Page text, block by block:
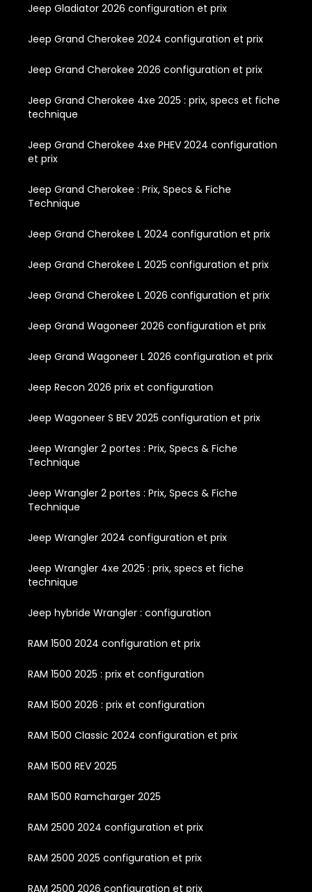
Jeep Gladiator 2026 configuration et prix
Jeep Grand Cherokee 2024 configuration et prix
Jeep Grand Cherokee 2026 configuration et prix
Jeep Grand Cherokee 4xe 2025 : prix, specs et fiche
technique
Jeep Grand Cherokee 4xe PHEV 2024 configuration
et prix
Jeep Grand Cherokee : Prix, Specs & Fiche
Technique
Jeep Grand Cherokee L 2024 configuration et prix
Jeep Grand Cherokee L 2025 configuration et prix
Jeep Grand Cherokee L 2026 configuration et prix
Jeep Grand Wagoneer 2026 configuration et prix
Jeep Grand Wagoneer L 2026 configuration et prix
Jeep Recon 2026 prix et configuration
Jeep Wagoneer S BEV 2025 configuration et prix
Jeep Wrangler 2 portes : Prix, Specs & Fiche
Technique
Jeep Wrangler 2 portes : Prix, Specs & Fiche
Technique
Jeep Wrangler 2024 configuration et prix
Jeep Wrangler 4xe 2025 : prix, specs et fiche
technique
Jeep hybride Wrangler : configuration
RAM 1500 2024 configuration et prix
RAM 1500 2025 : prix et configuration
RAM 1500 2026 : prix et configuration
RAM 1500 Classic 2024 configuration et prix
RAM 1500 REV 2025
RAM 1500 Ramcharger 2025
RAM 2500 2024 configuration et prix
RAM 2500 2025 configuration et prix
RAM 2500 2026 configuration et prix